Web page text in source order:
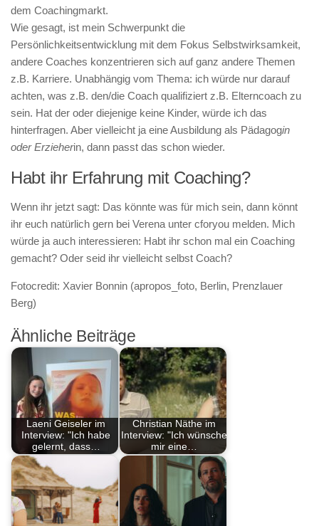
dem Coachingmarkt.
Wie gesagt, ist mein Schwerpunkt die
Persönlichkeitsentwicklung mit dem Fokus Selbstwirksamkeit,
andere Coaches konzentrieren sich auf ganz andere Themen
z.B. Karriere. Unabhängig vom Thema: ich würde nur darauf
achten, was z.B. den/die Coach qualifiziert z.B. Elterncoach zu
sein. Hat der oder diejenige keine Kinder, würde ich das
hinterfragen. Aber vielleicht ja eine Ausbildung als Pädagogin
oder Erzieherin, dann passt das schon wieder.
Habt ihr Erfahrung mit Coaching?
Wenn ihr jetzt sagt: Das könnte was für mich sein, dann könnt
ihr euch natürlich gern bei Verena unter cforyou melden. Mich
würde ja auch interessieren: Habt ihr schon mal ein Coaching
gemacht? Oder seid ihr vielleicht selbst Coach?
Fotocredit: Xavier Bonnin (apropos_foto, Berlin, Prenzlauer
Berg)
Ähnliche Beiträge
Laeni Geiseler im
Interview: "Ich habe
gelernt, dass…
Christian Näthe im
Interview: "Ich wünsche
mir eine…